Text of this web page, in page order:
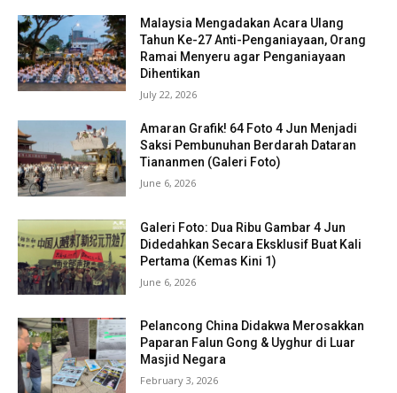
Malaysia Mengadakan Acara Ulang
Tahun Ke-27 Anti-Penganiayaan, Orang
Ramai Menyeru agar Penganiayaan
Dihentikan
July 22, 2026
Amaran Grafik! 64 Foto 4 Jun Menjadi
Saksi Pembunuhan Berdarah Dataran
Tiananmen (Galeri Foto)
June 6, 2026
Galeri Foto: Dua Ribu Gambar 4 Jun
Didedahkan Secara Eksklusif Buat Kali
Pertama (Kemas Kini 1)
June 6, 2026
Pelancong China Didakwa Merosakkan
Paparan Falun Gong & Uyghur di Luar
Masjid Negara
February 3, 2026